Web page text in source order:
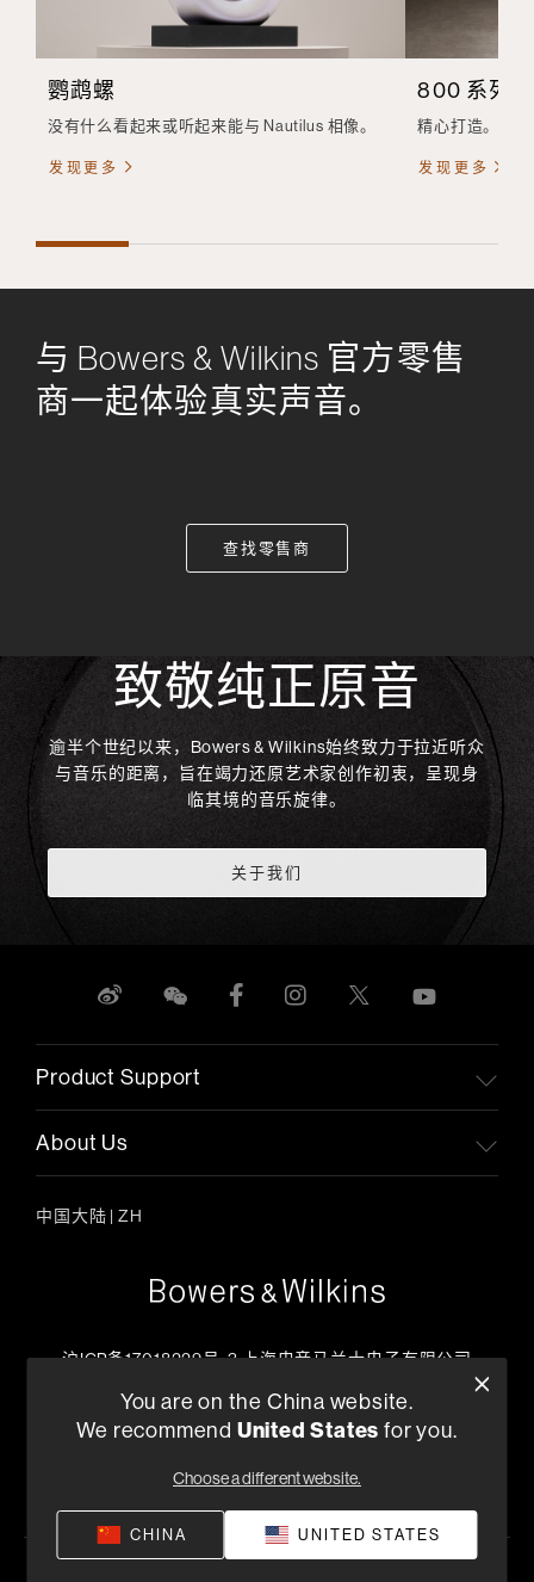
鹦鹉螺
没有什么看起来或听起来能与 Nautilus 相像。
发现更多
800 系列
精心打造。 精
发现更多
与 Bowers & Wilkins 官方零售
商一起体验真实声音。
查找零售商
致敬纯正原音
逾半个世纪以来，Bowers & Wilkins始终致力于拉近听众
与音乐的距离，旨在竭力还原艺术家创作初衷，呈现身
临其境的音乐旋律。
关于我们
Product Support
About Us
中国大陆 | ZH
沪ICP备17018229号-3 上海电音马兰士电子有限公司
+86 400-621-0886
工作日上午09:00 ~ 17:45
查找零售商
You are on the China website.
We recommend United States for you.
Choose a different website.
CHINA UNITED STATES